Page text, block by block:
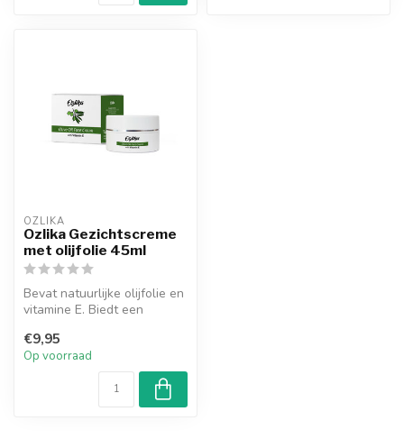
OZLIKA
Ozlika Gezichtscreme
met olijfolie 45ml
Bevat natuurlijke olijfolie en
vitamine E. Biedt een
€9,95
Op voorraad